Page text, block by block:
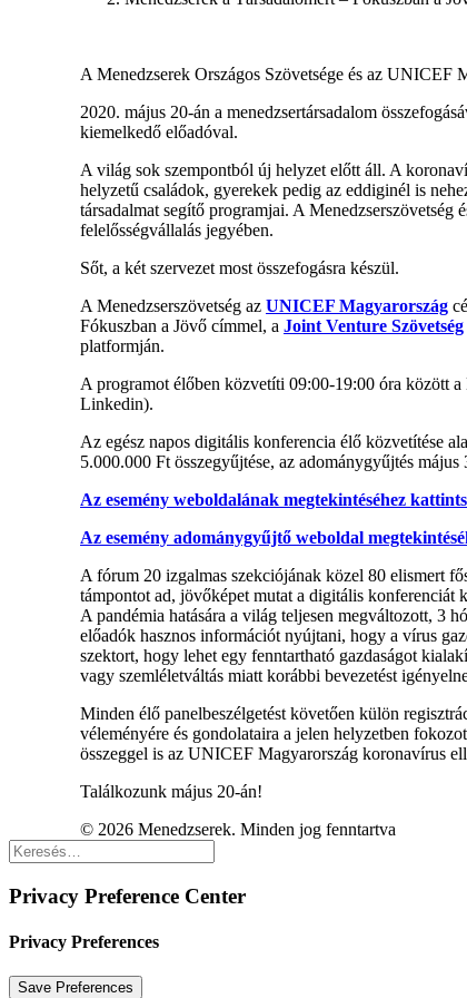
A Menedzserek Országos Szövetsége és az UNICEF
2020. május 20-án a menedzsertársadalom
kiemelkedő előadóval.
A világ sok szempontból új helyzet előtt áll. A
helyzetű családok, gyerekek pedig az eddiginél is
társadalmat segítő programjai. A
felelősségvállalás jegyében.
Sőt, a két szervezet most összefogásra készül.
A Menedzserszövetség az UNICEF Magyarország
Fókuszban a Jövő címmel, a Joint Venture Szövetség
platformján.
A programot élőben közvetíti 09:00-19:00 óra között
Linkedin).
Az egész napos digitális konferencia élő közvetítése
5.000.000 Ft összegyűjtése, az adománygyűjtés május
Az esemény weboldalának megtekintéséhez
Az esemény adománygyűjtő weboldal
A fórum 20 izgalmas szekciójának közel 80 elismert
támpontot ad, jövőképet mutat a digitális konferenciát
A pandémia hatására a világ teljesen megváltozott, 3
előadók hasznos információt nyújtani, hogy a vírus
szektort, hogy lehet egy fenntartható gazdaságot
vagy szemléletváltás miatt korábbi bevezetést
Minden élő panelbeszélgetést követően külön
véleményére és gondolataira a jelen helyzetben
összeggel is az UNICEF Magyarország koronavírus
Találkozunk május 20-án!
© 2026 Menedzserek. Minden jog fenntartva
Privacy Preference Center
Privacy Preferences